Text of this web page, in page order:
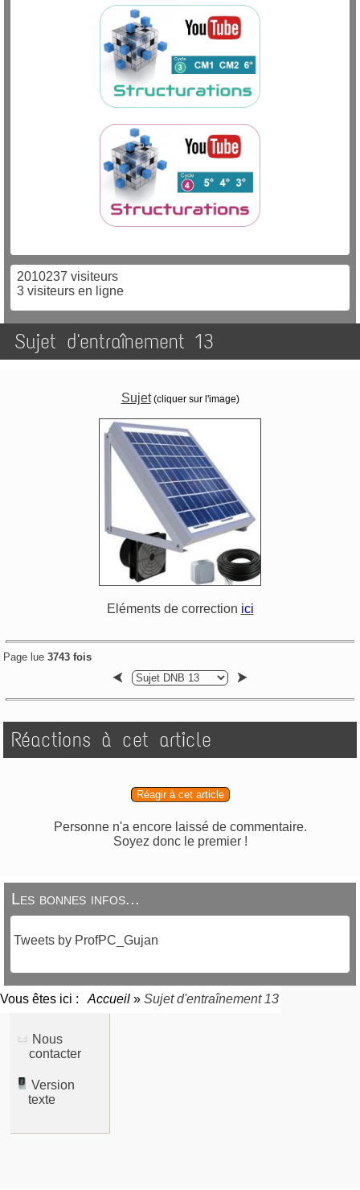
2010237 visiteurs
3 visiteurs en ligne
Sujet d'entraînement 13
Sujet​(cliquer sur l'image)
Eléments de correction ici
Page lue 3743 fois
Réactions à cet article
Réagir à cet article
Personne n'a encore laissé de commentaire.
Soyez donc le premier !
Les bonnes infos...
Tweets by ProfPC_Gujan
Vous êtes ici : Accueil » Sujet d'entraînement 13
Nous
contacter
Version
texte